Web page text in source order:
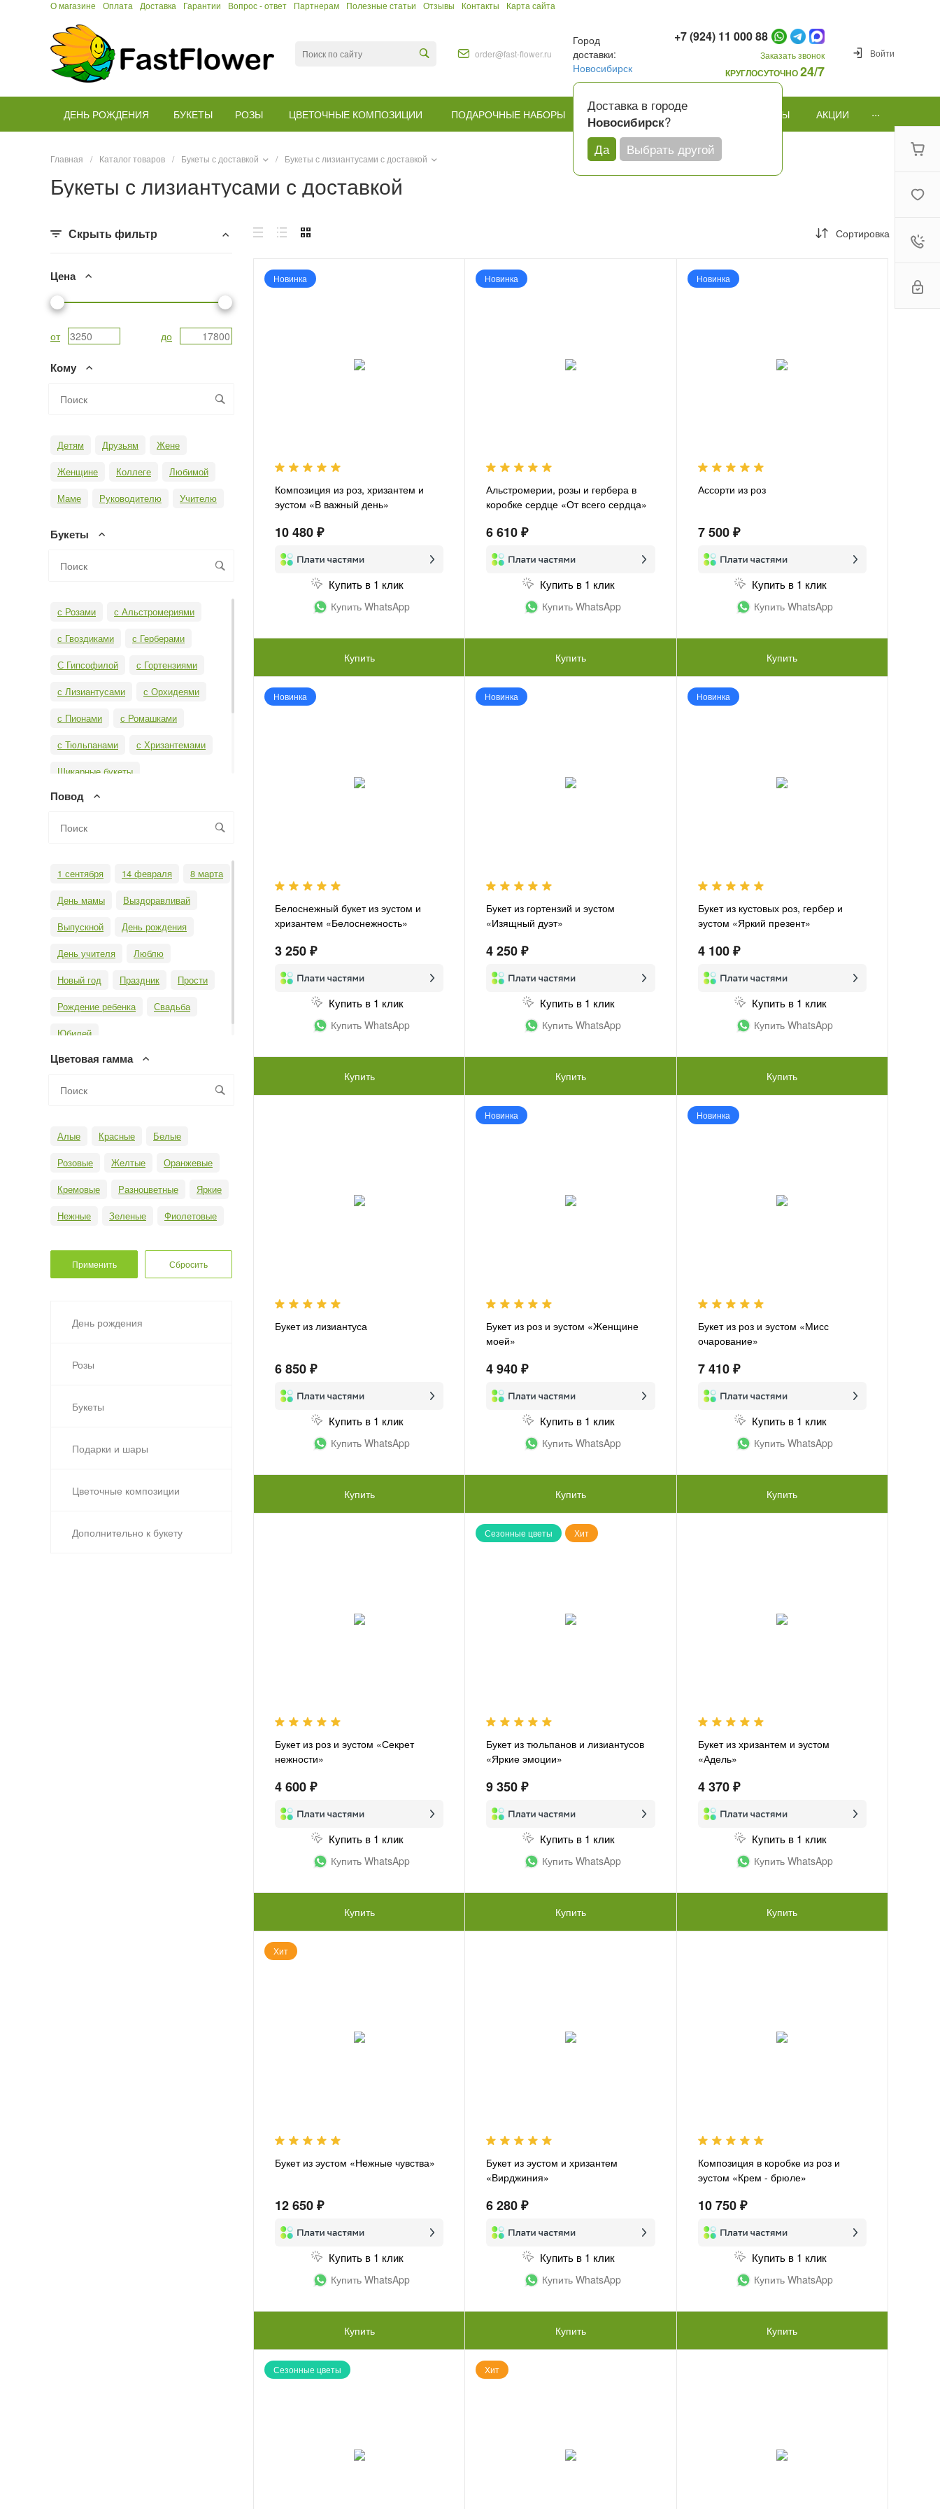
О магазине Оплата Доставка Гарантии Вопрос - ответ Партнерам Полезные статьи Отзывы Контакты Карта сайта
order@fast-flower.ru
Город
доставки:
Новосибирск
Доставка в городе
Новосибирск?
Да
Выбрать другой
+7 (924) 11 000 88
Заказать звонок
КРУГЛОСУТОЧНО24/7
Войти
ДЕНЬ РОЖДЕНИЯ БУКЕТЫ РОЗЫ ЦВЕТОЧНЫЕ КОМПОЗИЦИИ ПОДАРОЧНЫЕ НАБОРЫ КОМУ ПОВОД ПОДАРКИ И ШАРЫ АКЦИИ ...
Главная / Каталог товаров / Букеты с доставкой / Букеты с лизиантусами с доставкой
Букеты с лизиантусами с доставкой
Скрыть фильтр
Цена
от до
Кому
Детям Друзьям
Жене
Женщине
Коллеге
Любимой
Маме
Руководителю Учителю
Букеты
с Розами
с Альстромериями
с Гвоздиками
с Герберами
С Гипсофилой
с Гортензиями
с Лизиантусами
с Орхидеями
с Пионами
с Ромашками
с Тюльпанами
с Хризантемами
Шикарные букеты
Свадебные букеты
Необычные букеты
Бизнес-букеты
Повод
1 сентября 14 февраля
8 марта
День мамы
Выздоравливай
Выпускной
День рождения
День учителя
Люблю
Новый год
Праздник
Прости
Рождение ребенка
Свадьба
Юбилей
Цветовая гамма
Алые Красные
Белые
Розовые
Желтые
Оранжевые
Кремовые
Разноцветные
Яркие
Нежные
Зеленые Фиолетовые
День рождения
Розы
Букеты
Подарки и шары
Цветочные композиции
Дополнительно к букету
Сортировка
Новинка
Композиция из роз, хризантем и
эустом «В важный день»
10 480 ₽
Купить в 1 клик
Купить WhatsApp
Купить
Новинка
Альстромерии, розы и гербера в
коробке сердце «От всего сердца»
6 610 ₽
Купить в 1 клик
Купить WhatsApp
Купить
Новинка
Ассорти из роз
7 500 ₽
Купить в 1 клик
Купить WhatsApp
Купить
Новинка
Белоснежный букет из эустом и
хризантем «Белоснежность»
3 250 ₽
Купить в 1 клик
Купить WhatsApp
Купить
Новинка
Букет из гортензий и эустом
«Изящный дуэт»
4 250 ₽
Купить в 1 клик
Купить WhatsApp
Купить
Новинка
Букет из кустовых роз, гербер и
эустом «Яркий презент»
4 100 ₽
Купить в 1 клик
Купить WhatsApp
Купить
Букет из лизиантуса
6 850 ₽
Купить в 1 клик
Купить WhatsApp
Купить
Новинка
Букет из роз и эустом «Женщине
моей»
4 940 ₽
Купить в 1 клик
Купить WhatsApp
Купить
Новинка
Букет из роз и эустом «Мисс
очарование»
7 410 ₽
Купить в 1 клик
Купить WhatsApp
Купить
Букет из роз и эустом «Секрет
нежности»
4 600 ₽
Купить в 1 клик
Купить WhatsApp
Купить
Сезонные цветы Хит
Букет из тюльпанов и лизиантусов
«Яркие эмоции»
9 350 ₽
Купить в 1 клик
Купить WhatsApp
Купить
Букет из хризантем и эустом
«Адель»
4 370 ₽
Купить в 1 клик
Купить WhatsApp
Купить
Хит
Букет из эустом «Нежные чувства»
12 650 ₽
Купить в 1 клик
Купить WhatsApp
Купить
Букет из эустом и хризантем
«Вирджиния»
6 280 ₽
Купить в 1 клик
Купить WhatsApp
Купить
Композиция в коробке из роз и
эустом «Крем - брюле»
10 750 ₽
Купить в 1 клик
Купить WhatsApp
Купить
Сезонные цветы Хит